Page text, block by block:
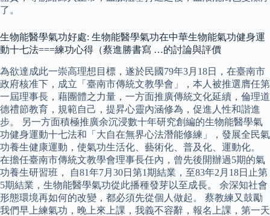
了。
生物能醫學氣功好處: 生物能醫學氣功在中華生物能氣功健身運
動十七法===練功心得（蔡進勝書寫 …的討論與評價
為欲達成此一崇高理想目標，遂於民國79年3月18日，在臺南市
政府核准下，成立「臺南市傳統文教學會」，本人被推選膺任第
一屆理事長，藉團體之力量，一方面推廣傳統文化延續，倫理道
德禮節教育，規範自己，提昇心靈內涵修為，促進人性和諧進
步。 另一方面積極推廣余沉浸數十年研究創編的生物能醫學氣
功健身運動十七法和「大自在無界心法潛能修練」，發展全民氣
功養生健康運動，使氣功生活化、藝術化、普及化、運動化。
在擔任臺南市傳統文教學會理事長任內，曾先後開辦過5期的氣
功養生研習班， 自81年7月30日第1期結業，至83年2月18日止第
5期結業，生物能醫學氣功從此播種發芽以至成長。 余深知社會
形態環境再如何的改變，都必須先從個人做起。 蔡教練又鼓勵
我們早上練氣功，晚上來上課，我義不容辭，報名上課，第一天